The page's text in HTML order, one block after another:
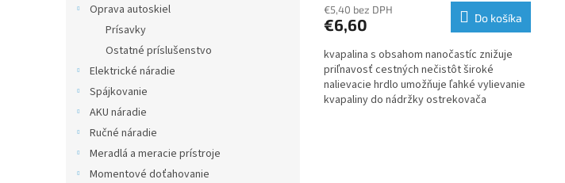
Oprava autoskiel
Prísavky
Ostatné príslušenstvo
Elektrické náradie
Spájkovanie
AKU náradie
Ručné náradie
Meradlá a meracie prístroje
Momentové doťahovanie
€5,40 bez DPH
€6,60 Do košíka
kvapalina s obsahom nanočastíc znižuje
priľnavosť cestných nečistôt široké
nalievacie hrdlo umožňuje ľahké vylievanie
kvapaliny do nádržky ostrekovača